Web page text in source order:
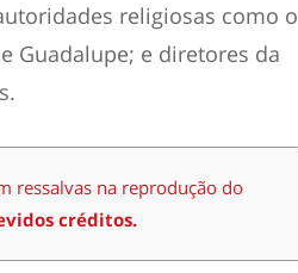
religiosas como o
Guadalupe; e diretores da
ressalvas na reprodução do
créditos.